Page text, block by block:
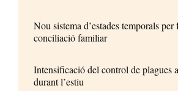
Nou sistema d’estades temporals
conciliació familiar
Intensificació del control de plagues
durant l’estiu